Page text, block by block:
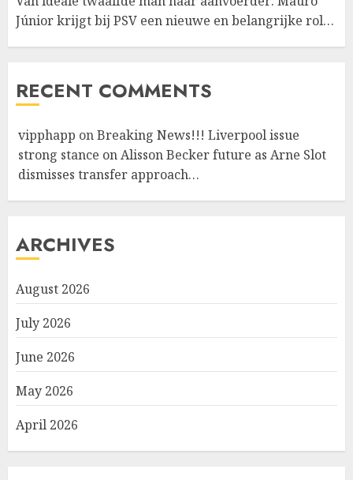
Júnior krijgt bij PSV een nieuwe en belangrijke rol…
RECENT COMMENTS
vipphapp onBreaking News!!! Liverpool issue
strong stance on Alisson Becker future as Arne Slot
dismisses transfer approach…
ARCHIVES
August 2026
July 2026
June 2026
May 2026
April 2026